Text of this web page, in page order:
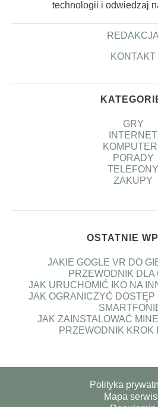
technologii i odwiedzaj
REDAKCJA
KONTAKT
GRY
INTERNET
PORADY
TELEFONY
ZAKUPY
OSTATNIE
JAKIE GOGLE VR DO
PRZEWODNIK DLA
JAK URUCHOMIĆ IKO NA
JAK OGRANICZYĆ
JAK ZAINSTALOWAĆ
PRZEWODNIK KROK
Polityka
Mapa